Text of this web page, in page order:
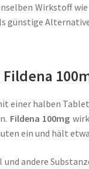
Wirkstoff
günstige
einer halben
Fildena 100mg
ein und hält
andere